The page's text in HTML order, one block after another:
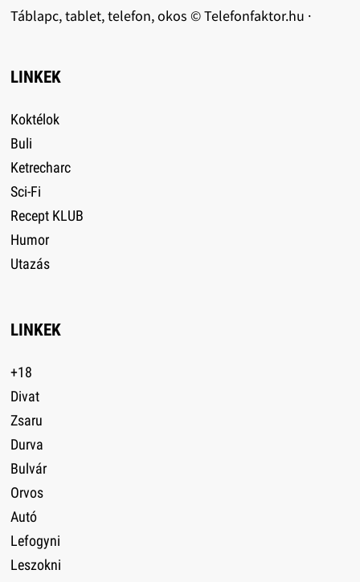
Táblapc, tablet, telefon, okos © Telefonfaktor.hu ·
LINKEK
Koktélok
Buli
Ketrecharc
Sci-Fi
Recept KLUB
Humor
Utazás
LINKEK
+18
Divat
Zsaru
Durva
Bulvár
Orvos
Autó
Lefogyni
Leszokni